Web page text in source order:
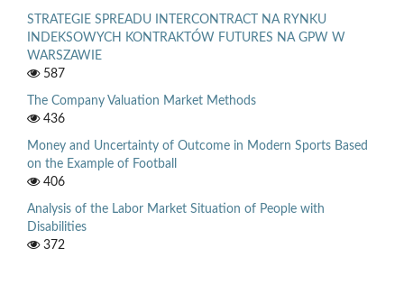
STRATEGIE SPREADU INTERCONTRACT NA RYNKU
INDEKSOWYCH KONTRAKTÓW FUTURES NA GPW W
WARSZAWIE
587
The Company Valuation Market Methods
436
Money and Uncertainty of Outcome in Modern Sports Based
on the Example of Football
406
Analysis of the Labor Market Situation of People with
Disabilities
372